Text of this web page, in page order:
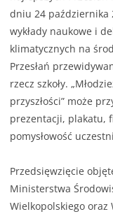
dniu 24 października
wykłady naukowe i
klimatycznych na
Przesłań
rzecz szkoły.
przyszłości” może
prezentacji, plakatu,
pomysłowość
Przedsięwzięcie
Ministerstwa
Wielkopolskiego oraz